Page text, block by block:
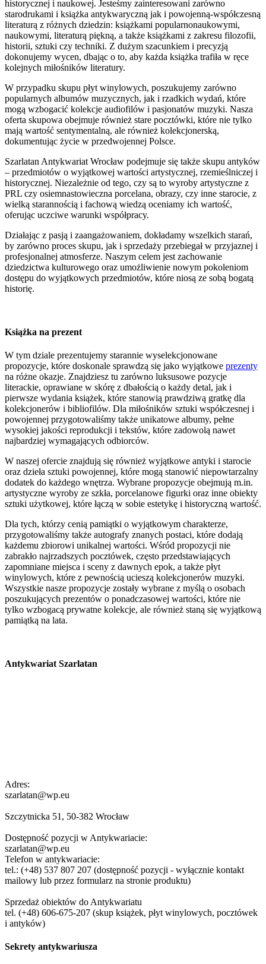
historycznej i naukowej. Jesteśmy zainteresowani zarówno
starodrukami i książka antykwaryczną jak i powojenną-współczesną
literaturą z różnych dziedzin: książkami popularnonaukowymi,
naukowymi, literaturą piękną, a także książkami z zakresu filozofii,
historii, sztuki czy techniki. Z dużym szacunkiem i precyzją
dokonujemy wycen, dbając o to, aby każda książka trafiła w ręce
kolejnych miłośników literatury.
W przypadku skupu płyt winylowych, poszukujemy zarówno
popularnych albumów muzycznych, jak i rzadkich wydań, które
mogą wzbogacić kolekcje audiofilów i pasjonatów muzyki. Nasza
oferta skupowa obejmuje również stare pocztówki, które nie tylko
mają wartość sentymentalną, ale również kolekcjonerską,
dokumentując życie w przedwojennej Polsce.
Szarlatan Antykwariat Wrocław podejmuje się także skupu antyków
– przedmiotów o wyjątkowej wartości artystycznej, rzemieślniczej i
historycznej. Niezależnie od tego, czy są to wyroby artystyczne z
PRL czy osiemnastowieczna porcelana, obrazy, czy inne starocie, z
wielką starannością i fachową wiedzą oceniamy ich wartość,
oferując uczciwe warunki współpracy.
Działając z pasją i zaangażowaniem, dokładamy wszelkich starań,
by zarówno proces skupu, jak i sprzedaży przebiegał w przyjaznej i
profesjonalnej atmosferze. Naszym celem jest zachowanie
dziedzictwa kulturowego oraz umożliwienie nowym pokoleniom
dostępu do wyjątkowych przedmiotów, które niosą ze sobą bogatą
historię.
Książka na prezent
W tym dziale prezentujemy starannie wyselekcjonowane
propozycje, które doskonale sprawdzą się jako wyjątkowe prezenty
na różne okazje. Znajdziesz tu zarówno luksusowe pozycje
literackie, oprawiane w skórę z dbałością o każdy detal, jak i
pierwsze wydania książek, które stanowią prawdziwą gratkę dla
kolekcjonerów i bibliofilów. Dla miłośników sztuki współczesnej i
powojennej przygotowaliśmy także unikatowe albumy, pełne
wysokiej jakości reprodukcji i tekstów, które zadowolą nawet
najbardziej wymagających odbiorców.
W naszej ofercie znajdują się również wyjątkowe antyki i starocie
oraz dzieła sztuki powojennej, które mogą stanowić niepowtarzalny
dodatek do każdego wnętrza. Wybrane propozycje obejmują m.in.
artystyczne wyroby ze szkła, porcelanowe figurki oraz inne obiekty
sztuki użytkowej, które łączą w sobie estetykę i historyczną wartość.
Dla tych, którzy cenią pamiątki o wyjątkowym charakterze,
przygotowaliśmy także autografy znanych postaci, które dodają
każdemu zbiorowi unikalnej wartości. Wśród propozycji nie
zabrakło najrzadszych pocztówek, często przedstawiających
zapomniane miejsca i sceny z dawnych epok, a także płyt
winylowych, które z pewnością ucieszą kolekcjonerów muzyki.
Wszystkie nasze propozycje zostały wybrane z myślą o osobach
poszukujących prezentów o ponadczasowej wartości, które nie
tylko wzbogacą prywatne kolekcje, ale również staną się wyjątkową
pamiątką na lata.
Antykwariat Szarlatan
Adres:
szarlatan@wp.eu
Szczytnicka 51, 50-382 Wrocław
Dostępność pozycji w Antykwariacie:
szarlatan@wp.eu
Telefon w antykwariacie:
tel.: (+48) 537 807 207 (dostępność pozycji - wyłącznie kontakt
mailowy lub przez formularz na stronie produktu)
Sprzedaż obiektów do Antykwariatu
tel. (+48) 606-675-207 (skup książek, płyt winylowych, pocztówek
i antyków)
Sekrety antykwariusza